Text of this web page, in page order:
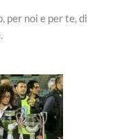
per noi e per te, di